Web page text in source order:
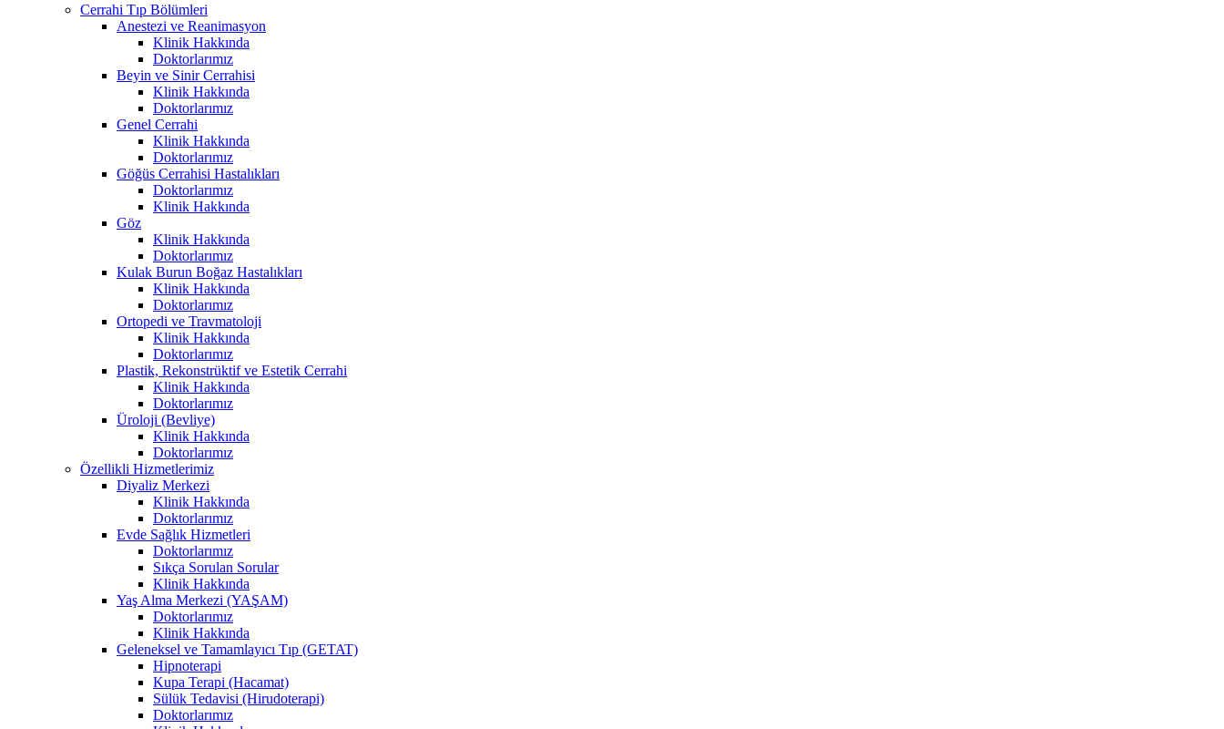
Cerrahi Tıp Bölümleri
Anestezi ve Reanimasyon
Klinik Hakkında
Doktorlarımız
Beyin ve Sinir Cerrahisi
Klinik Hakkında
Doktorlarımız
Genel Cerrahi
Klinik Hakkında
Doktorlarımız
Göğüs Cerrahisi Hastalıkları
Doktorlarımız
Klinik Hakkında
Göz
Klinik Hakkında
Doktorlarımız
Kulak Burun Boğaz Hastalıkları
Klinik Hakkında
Doktorlarımız
Ortopedi ve Travmatoloji
Klinik Hakkında
Doktorlarımız
Plastik, Rekonstrüktif ve Estetik Cerrahi
Klinik Hakkında
Doktorlarımız
Üroloji (Bevliye)
Klinik Hakkında
Doktorlarımız
Özellikli Hizmetlerimiz
Diyaliz Merkezi
Klinik Hakkında
Doktorlarımız
Evde Sağlık Hizmetleri
Doktorlarımız
Sıkça Sorulan Sorular
Klinik Hakkında
Yaş Alma Merkezi (YAŞAM)
Doktorlarımız
Klinik Hakkında
Geleneksel ve Tamamlayıcı Tıp (GETAT)
Hipnoterapi
Kupa Terapi (Hacamat)
Sülük Tedavisi (Hirudoterapi)
Doktorlarımız